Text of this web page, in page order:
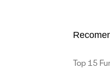
Top 15